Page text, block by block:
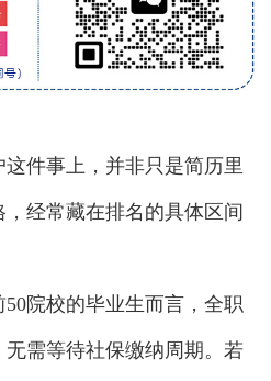
件事上，并非只是简历里
经常藏在排名的具体区间
院校的毕业生而言，全职
无需等待社保缴纳周期。若